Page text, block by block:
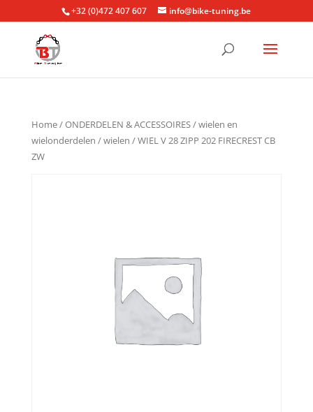
+32 (0)472 407 607 info@bike-tuning.be
Home/ONDERDELEN & ACCESSOIRES/wielen en
wielonderdelen /wielen / WIEL V 28 ZIPP 202 FIRECREST CB
ZW